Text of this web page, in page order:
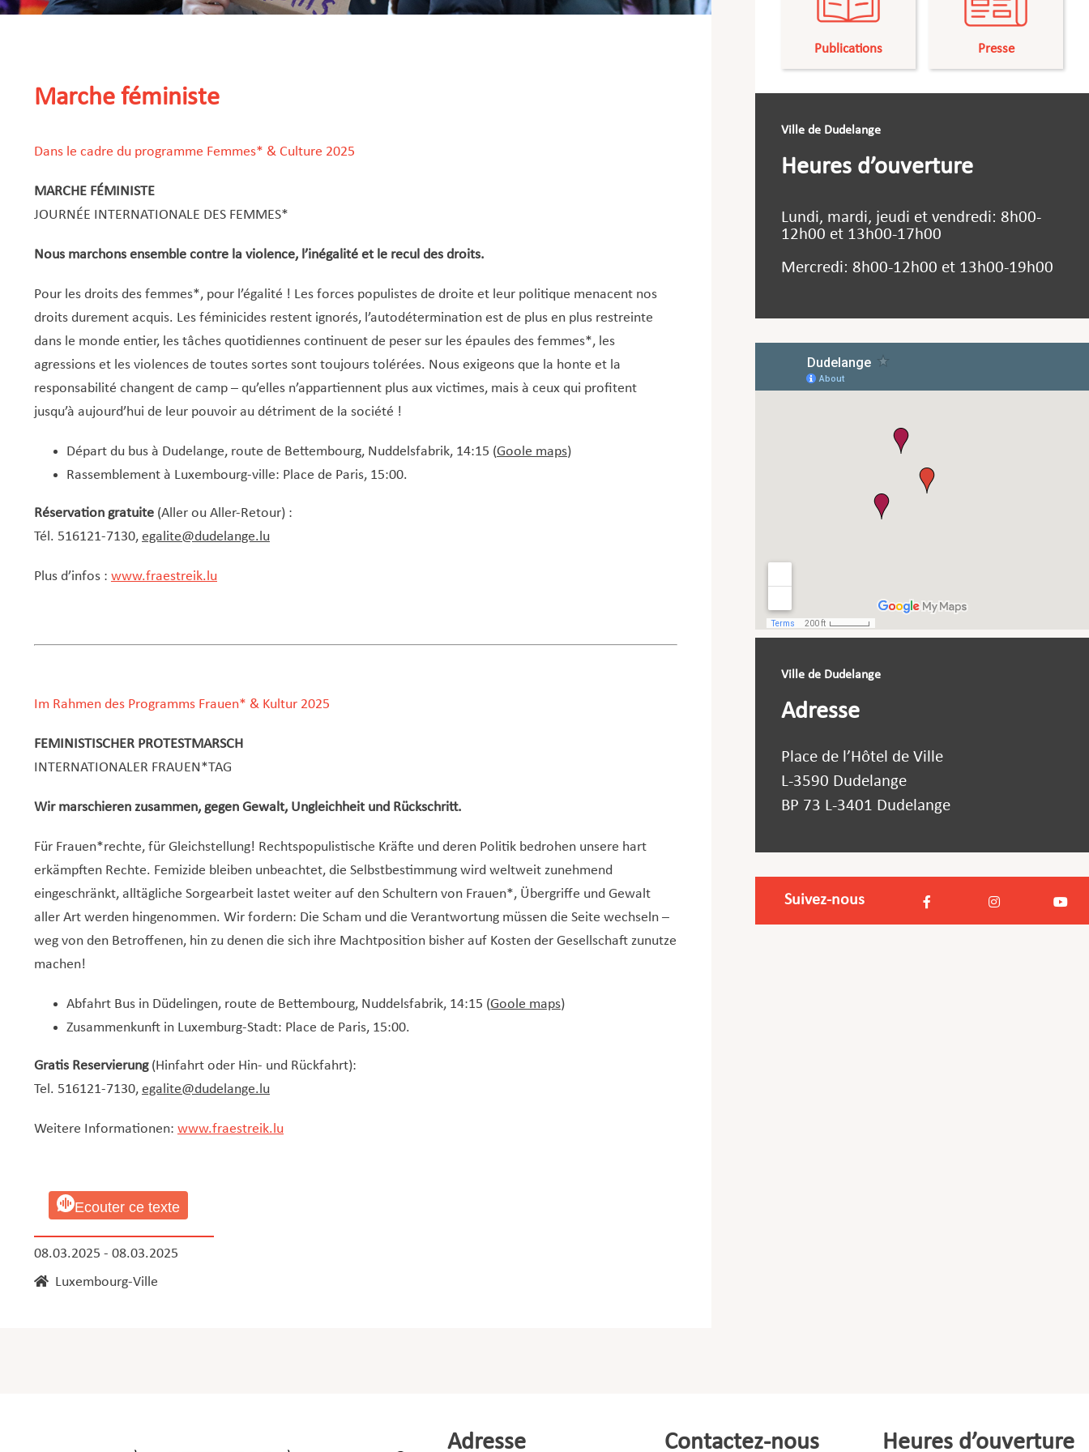
Marche féministe
Dans le cadre du programme Femmes* & Culture 2025
MARCHE FÉMINISTE
JOURNÉE INTERNATIONALE DES FEMMES*
Nous marchons ensemble contre la violence, l’inégalité et le recul des droits.
Pour les droits des femmes*, pour l’égalité ! Les forces populistes de droite et leur politique menacent nos
droits durement acquis. Les féminicides restent ignorés, l’autodétermination est de plus en plus restreinte
dans le monde entier, les tâches quotidiennes continuent de peser sur les épaules des femmes*, les
agressions et les violences de toutes sortes sont toujours tolérées. Nous exigeons que la honte et la
responsabilité changent de camp – qu’elles n’appartiennent plus aux victimes, mais à ceux qui profitent
jusqu’à aujourd’hui de leur pouvoir au détriment de la société !
Départ du bus à Dudelange, route de Bettembourg, Nuddelsfabrik, 14:15 (Goole maps)
Rassemblement à Luxembourg-ville: Place de Paris, 15:00.
Réservation gratuite (Aller ou Aller-Retour) :
Tél. 516121-7130, egalite@dudelange.lu
Plus d’infos : www.fraestreik.lu
Im Rahmen des Programms Frauen* & Kultur 2025
FEMINISTISCHER PROTESTMARSCH
INTERNATIONALER FRAUEN*TAG
Wir marschieren zusammen, gegen Gewalt, Ungleichheit und Rückschritt.
Für Frauen*rechte, für Gleichstellung! Rechtspopulistische Kräfte und deren Politik bedrohen unsere hart
erkämpften Rechte. Femizide bleiben unbeachtet, die Selbstbestimmung wird weltweit zunehmend
eingeschränkt, alltägliche Sorgearbeit lastet weiter auf den Schultern von Frauen*, Übergriffe und Gewalt
aller Art werden hingenommen. Wir fordern: Die Scham und die Verantwortung müssen die Seite wechseln –
weg von den Betroffenen, hin zu denen die sich ihre Machtposition bisher auf Kosten der Gesellschaft zunutze
machen!
Abfahrt Bus in Düdelingen, route de Bettembourg, Nuddelsfabrik, 14:15 (Goole maps)
Zusammenkunft in Luxemburg-Stadt: Place de Paris, 15:00.
Gratis Reservierung(Hinfahrt oder Hin- und Rückfahrt):
Tel. 516121-7130, egalite@dudelange.lu
Weitere Informationen: www.fraestreik.lu
Ecouter ce texte
08.03.2025 - 08.03.2025
Luxembourg-Ville
Publications Presse
Ville de Dudelange
Heures d’ouverture
Lundi, mardi, jeudi et vendredi: 8h00-
12h00 et 13h00-17h00
Mercredi: 8h00-12h00 et 13h00-19h00
Ville de Dudelange
Adresse
Place de l’Hôtel de Ville
L-3590 Dudelange
BP 73 L-3401 Dudelange
Suivez-nous
Adresse Contactez-nous Heures d’ouverture